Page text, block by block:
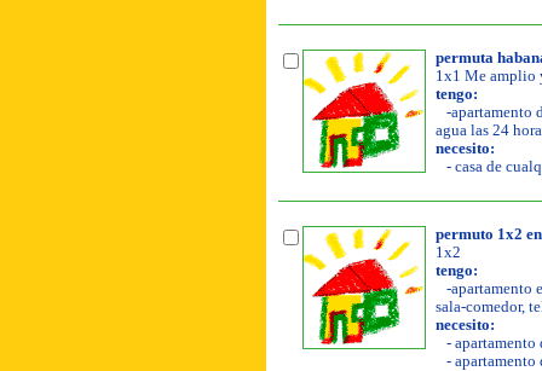
permuta
1x1 Me amplio
tengo:
-apartamento
agua las 24
necesito:
- casa de
permuto 1x2
1x2
tengo:
-apartamento
sala-comedor,
necesito:
- apartamento
- apartamento